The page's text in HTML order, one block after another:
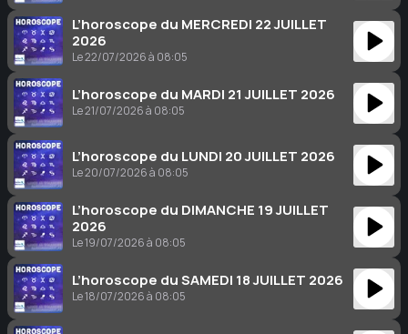
L’horoscope du MERCREDI 22 JUILLET
2026
Le 22/07/2026 à 08:05
L’horoscope du MARDI 21 JUILLET 2026
Le 21/07/2026 à 08:05
L’horoscope du LUNDI 20 JUILLET 2026
Le 20/07/2026 à 08:05
L’horoscope du DIMANCHE 19 JUILLET
2026
Le 19/07/2026 à 08:05
L’horoscope du SAMEDI 18 JUILLET 2026
Le 18/07/2026 à 08:05